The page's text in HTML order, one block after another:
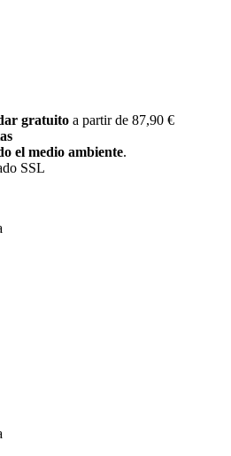
gratuito a partir de 87,90 €
el medio ambiente.
SSL